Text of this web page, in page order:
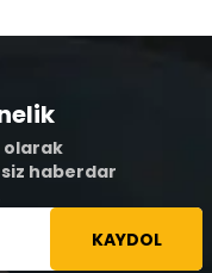
olarak
haberdar
KAYDOL